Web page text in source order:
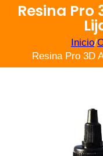
Resina Pro
Inicio/
Resina Pro 3D